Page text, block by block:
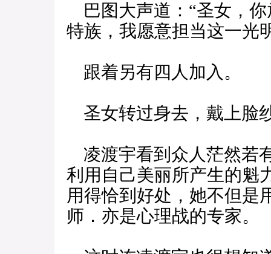
巴图大声道：“圣女，
特族，我愿意担当这一光
跟着另有四人加入。
圣女转过身去，戴上脸
凌渡宇看到众人茫然若
利用自己美丽所产生的魁
用得恰到好处，她不但是
师．亦是心理战的专家。